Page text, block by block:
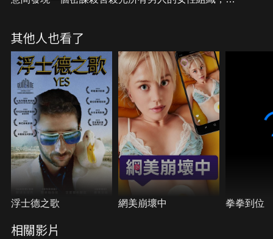
遂決定自行調查。不料中途卻得知嫌犯意外死亡，束
手無策的業哥發現一捲影片，記載著組織和妻子的秘
密…
其他人也看了
浮士德之歌 網美崩壞中 拳拳到位
相關影片